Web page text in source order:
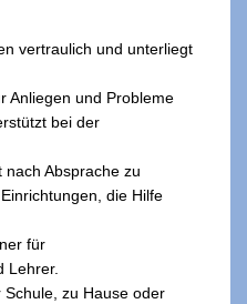
vertraulich und unterliegt
Anliegen und Probleme
bei der
Absprache zu
die Hilfe
für
Lehrer.
zu Hause oder